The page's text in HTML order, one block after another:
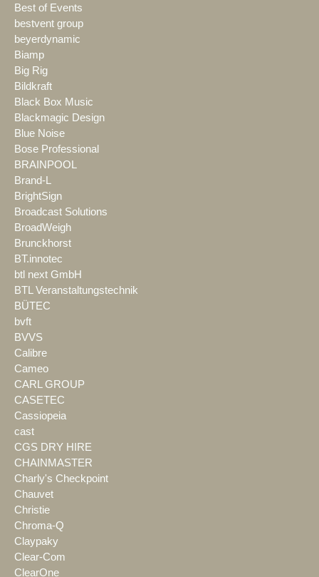
Best of Events
bestvent group
beyerdynamic
Biamp
Big Rig
Bildkraft
Black Box Music
Blackmagic Design
Blue Noise
Bose Professional
BRAINPOOL
Brand-L
BrightSign
Broadcast Solutions
BroadWeigh
Brunckhorst
BT.innotec
btl next GmbH
BTL Veranstaltungstechnik
BÜTEC
bvft
BVVS
Calibre
Cameo
CARL GROUP
CASETEC
Cassiopeia
cast
CGS DRY HIRE
CHAINMASTER
Charly's Checkpoint
Chauvet
Christie
Chroma-Q
Claypaky
Clear-Com
ClearOne